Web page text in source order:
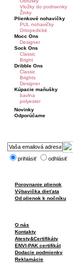
Vložky do podrsenky
Žinky
Plienkové nohavičky
PUL nohavičky
Ortopedické
Mocc Ons
Designer
Sock Ons
Classic
Bright
Dribble Ons
Classic
Brights
Designer
Kúpacie maňušky
bavlna
polyester
Novinky
Odporúčame
prihlásiť odhlásiť
Porovnanie plienok
Výbavička dieťata
Od plienok k nočníku
O nás
Kontakty
Atesty&Certifikáty
ENVI-PAK certifikát
Dodacie podmienky
Reklamácie